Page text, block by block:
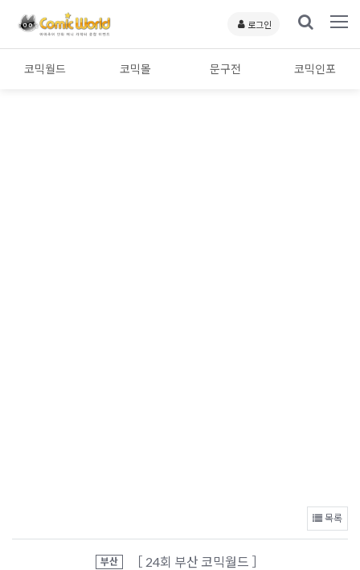
로그인
코믹월드 코믹몰 문구전 코믹인포
목록
부산 ［ 24회 부산 코믹월드 ］